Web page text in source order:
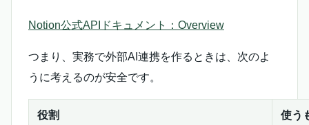
Notion公式APIドキュメント：Overview
つまり、実務で外部AI連携を作るときは、次のよ
うに考えるのが安全です。
役割 使う